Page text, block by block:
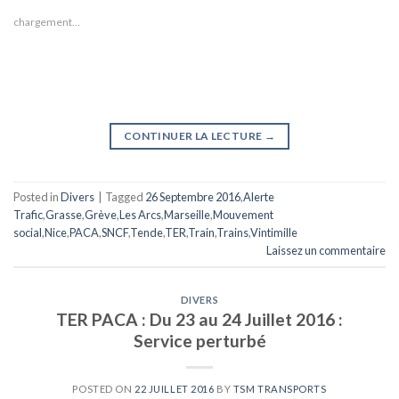
chargement…
CONTINUER LA LECTURE →
Posted inDivers Tagged 26 Septembre 2016,Alerte
Trafic,Grasse,Grève,Les Arcs,Marseille,Mouvement
social,Nice,PACA,SNCF,Tende,TER,Train,Trains,Vintimille
Laissez un commentaire
DIVERS
TER PACA : Du 23 au 24 Juillet 2016 :
Service perturbé
POSTED ON 22 JUILLET 2016 BY TSM TRANSPORTS